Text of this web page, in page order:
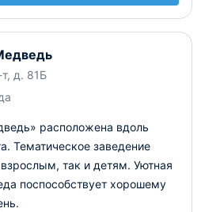
д. 81Б
расположена вдоль
Тематическое заведение
так и детям. Уютная
поспособствует хорошему